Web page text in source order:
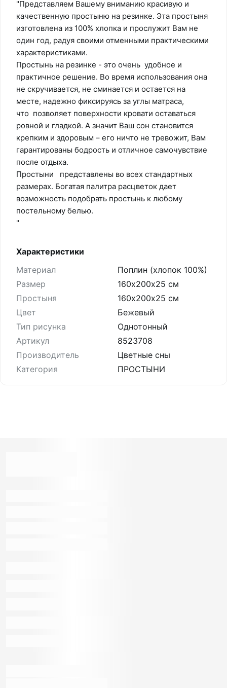
"Представляем Вашему вниманию красивую и
качественную простыню на резинке. Эта простыня
изготовлена из 100% хлопка и прослужит Вам не
один год, радуя своими отменными практическими
характеристиками.
Простынь на резинке - это очень удобное и
практичное решение. Во время использования она
не скручивается, не сминается и остается на
месте, надежно фиксируясь за углы матраса,
что позволяет поверхности кровати оставаться
ровной и гладкой. А значит Ваш сон становится
крепким и здоровым – его ничто не тревожит, Вам
гарантированы бодрость и отличное самочувствие
после отдыха.
Простыни представлены во всех стандартных
размерах. Богатая палитра расцветок дает
возможность подобрать простынь к любому
постельному белью.
"
Характеристики
Материал
Поплин (хлопок 100%)
Размер
160х200х25 см
Простыня
160х200х25 см
Цвет
Бежевый
Тип рисунка
Однотонный
Артикул
8523708
Производитель
Цветные сны
Категория
ПРОСТЫНИ